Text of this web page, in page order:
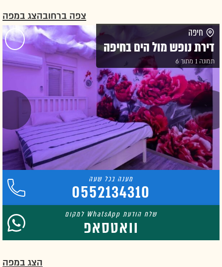
צפה ברחובהצג במפה
חיפה
דירת נופש מול הים בחיפה
תמונה 1 מתוך 6
0552134310
וואטסאפ
הצג במפה